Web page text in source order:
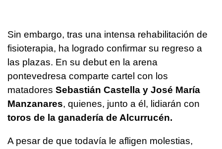
Sin embargo, tras una intensa rehabilitación de
fisioterapia, ha logrado confirmar su regreso a
las plazas. En su debut en la arena
pontevedresa comparte cartel con los
matadores Sebastián Castella y José María
Manzanares, quienes, junto a él, lidiarán con
toros de la ganadería de Alcurrucén.
A pesar de que todavía le afligen molestias,